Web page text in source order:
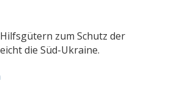
zum Schutz der
die Süd-Ukraine.